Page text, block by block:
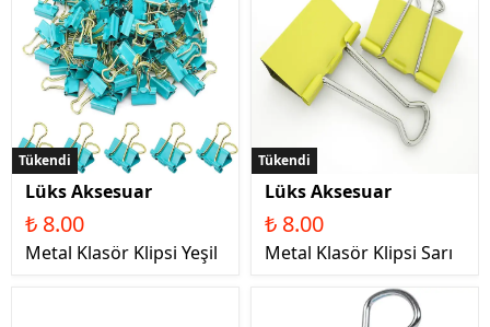
Tükendi
Lüks Aksesuar
₺ 8.00
Metal Klasör Klipsi Yeşil
Tükendi
Lüks Aksesuar
₺ 8.00
Metal Klasör Klipsi Sarı